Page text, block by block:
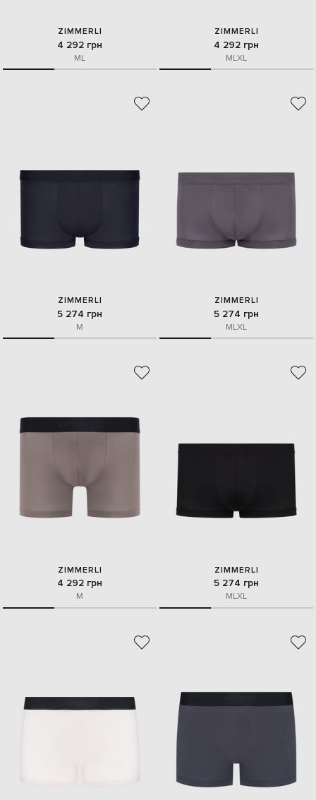
ZIMMERLI
4 292 грн
ML
ZIMMERLI
4 292 грн
MLXL
ZIMMERLI
5 274 грн
M
ZIMMERLI
5 274 грн
MLXL
ZIMMERLI
4 292 грн
M
ZIMMERLI
5 274 грн
MLXL